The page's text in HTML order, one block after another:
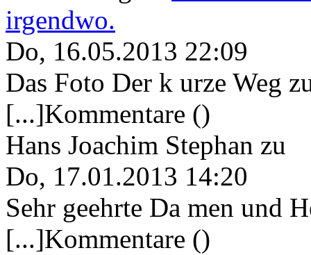
irgendwo.
Do, 16.05.2013 22:09
Das Foto Der k urze Weg
[...]Kommentare ()
Hans Joachim Stephan zu
Do, 17.01.2013 14:20
Sehr geehrte Da men und
[...]Kommentare ()